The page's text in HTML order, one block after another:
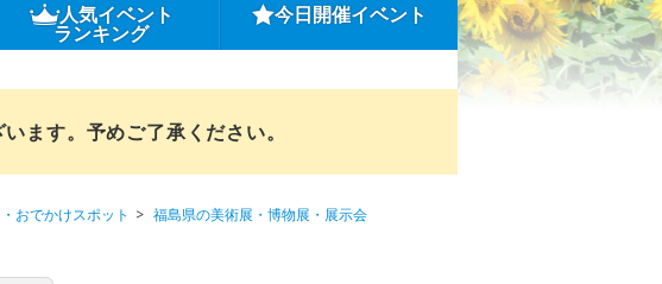
人気イベント
ランキング
今日開催イベント
ます。予めご了承ください。
おでかけスポット
福島県の美術展・博物展・展示会